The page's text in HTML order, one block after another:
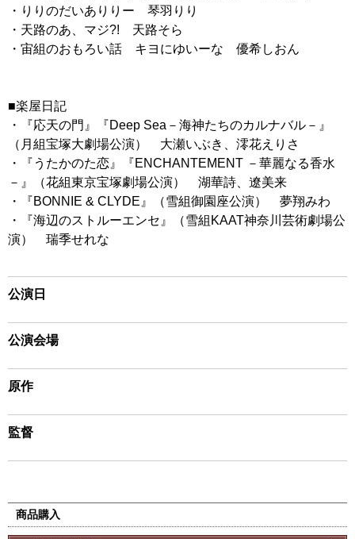
・りりのだいありりー 琴羽りり
・天路のあ、マジ?! 天路そら
・宙組のおもろい話 キヨにゆいーな 優希しおん
■楽屋日記
・『応天の門』『Deep Sea－海神たちのカルナバル－』
（月組宝塚大劇場公演） 大瀬いぶき、澪花えりさ
・『うたかのた恋』『ENCHANTEMENT －華麗なる香水
－』（花組東京宝塚劇場公演） 湖華詩、遼美来
・『BONNIE & CLYDE』（雪組御園座公演） 夢翔みわ
・『海辺のストルーエンセ』（雪組KAAT神奈川芸術劇場公
演） 瑞季せれな
公演日
公演会場
原作
監督
商品購入